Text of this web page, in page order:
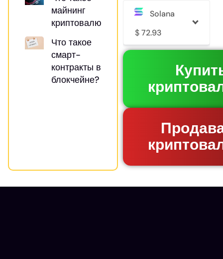
майнинг
криптовалют?
Что такое
смарт-
контракты в
блокчейне?
Solana
$ 72.93